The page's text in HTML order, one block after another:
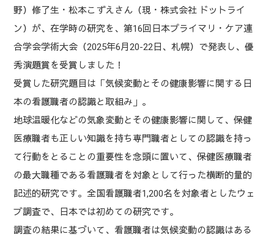
野）修了生・松本こずえさん（現・株式会社 ドットライ
ン）が、在学時の研究を、第16回日本プライマリ・ケア連
合学会学術大会（2025年6月20-22日、札幌）で発表し、優
秀演題賞を受賞しました！
受賞した研究題目は「気候変動とその健康影響に関する日
本の看護職者の認識と取組み」。
地球温暖化などの気象変動とその健康影響に関して、保健
医療職者も正しい知識を持ち専門職者としての認識を持っ
て行動をとることの重要性を念頭に置いて、保健医療職者
の最大職種である看護職者を対象として行った横断的量的
記述的研究です。全国看護職者1,200名を対象者としたウェ
ブ調査で、日本では初めての研究です。
調査の結果に基づいて、看護職者は気候変動の認識はある